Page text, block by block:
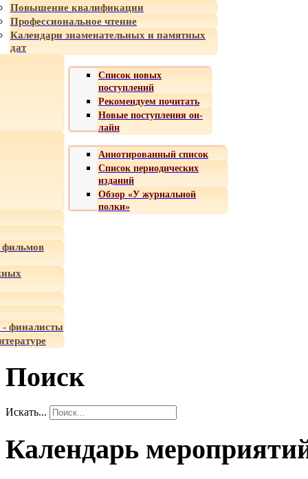
Повышение квалификации
Профессиональное чтение
Календари знаменательных и памятных
дат
Список новых
поступлений
Рекомендуем почитать
Новые поступления он-
лайн
Аннотированный список
Список периодических
изданий
Обзор «У журнальной
полки»
- финалисты
Поиск
Искать...
Календарь